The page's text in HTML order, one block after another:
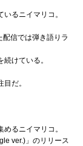
るニイマリコ。
信では弾き語りラ
けている。
だ。
るニイマリコ。
ver.)」のリリース